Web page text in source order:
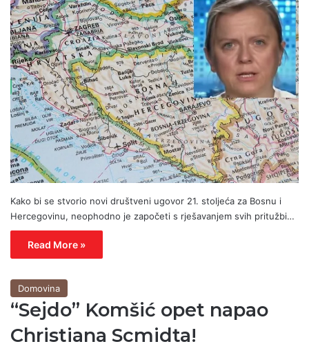
Kako bi se stvorio novi društveni ugovor 21. stoljeća za Bosnu i
Hercegovinu, neophodno je započeti s rješavanjem svih pritužbi…
Read More »
Domovina
“Sejdo” Komšić opet napao
Christiana Scmidta!